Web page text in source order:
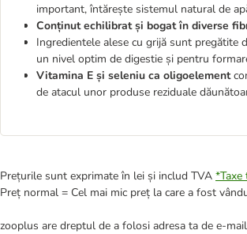
important, întărește sistemul natural de
Conținut echilibrat și bogat în diverse
Ingredientele alese cu grijă sunt pregătite
un nivel optim de digestie și pentru
Vitamina E și seleniu ca oligoelement
de atacul unor produse reziduale
Prețurile sunt exprimate în lei și includ TVA *
Preț normal = Cel mai mic preț la care a fost
zooplus are dreptul de a folosi adresa ta de e-